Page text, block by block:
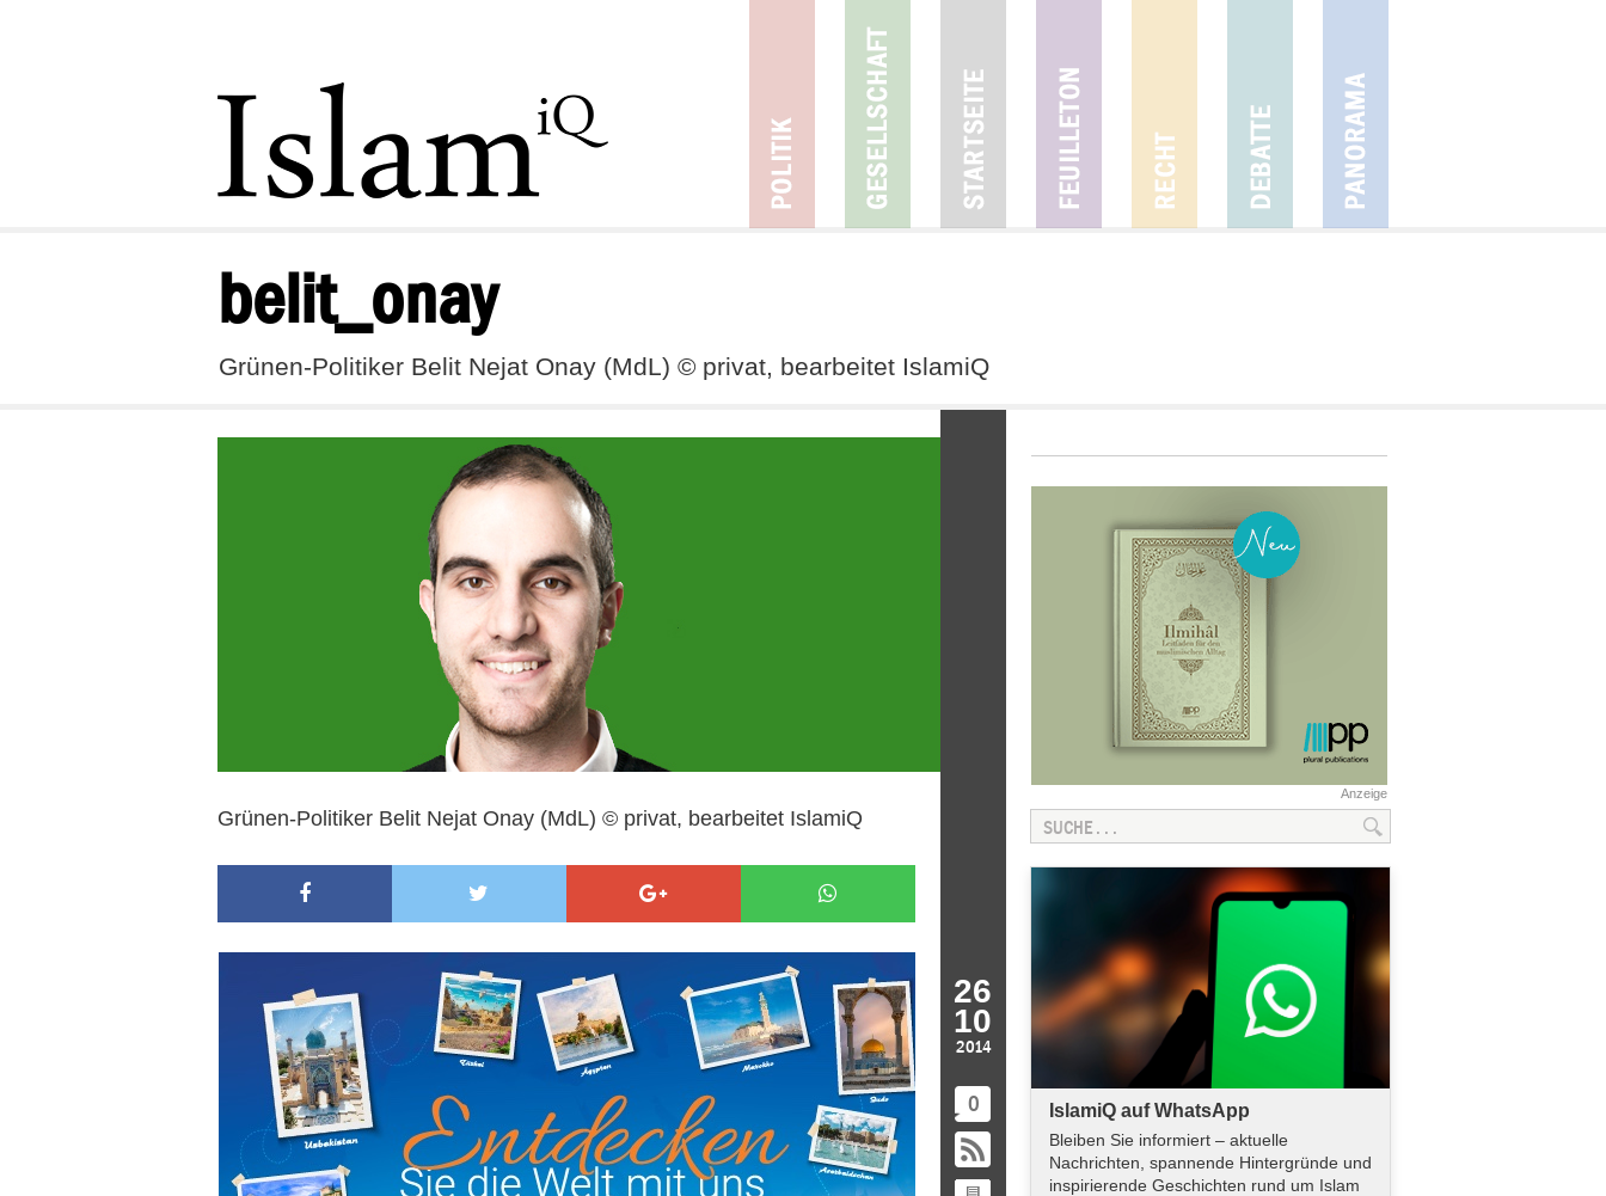
belit_onay
Grünen-Politiker Belit Nejat Onay (MdL) © privat, bearbeitet IslamiQ
26
10
2014
0
Grünen-Politiker Belit Nejat Onay (MdL) © privat, bearbeitet IslamiQ
Anzeige
IslamiQ auf WhatsApp
Bleiben Sie informiert – aktuelle
Nachrichten, spannende Hintergründe und
inspirierende Geschichten rund um Islam